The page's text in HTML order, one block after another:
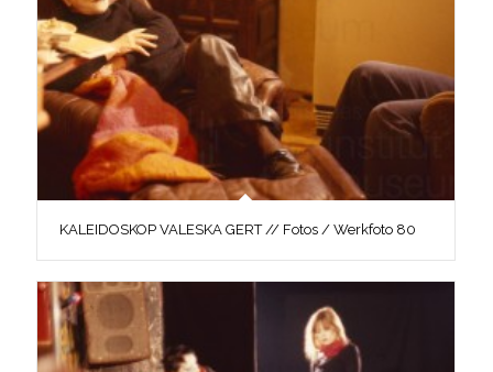
KALEIDOSKOP VALESKA GERT // Fotos / Werkfoto 80